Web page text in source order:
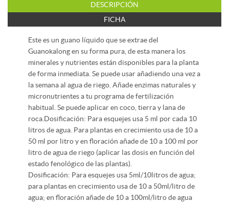
DESCRIPCIÓN
FICHA
Este es un guano líquido que se extrae del
Guanokalong en su forma pura, de esta manera los
minerales y nutrientes están disponibles para la planta
de forma inmediata. Se puede usar añadiendo una vez a
la semana al agua de riego. Añade enzimas naturales y
micronutrientes a tu programa de fertilización
habitual. Se puede aplicar en coco, tierra y lana de
roca.Dosificación: Para esquejes usa 5 ml por cada 10
litros de agua. Para plantas en crecimiento usa de 10 a
50 ml por litro y en floración añade de 10 a 100 ml por
litro de agua de riego (aplicar las dosis en función del
estado fenológico de las plantas).
Dosificación: Para esquejes usa 5ml/10litros de agua;
para plantas en crecimiento usa de 10 a 50ml/litro de
agua; en floración añade de 10 a 100ml/litro de agua